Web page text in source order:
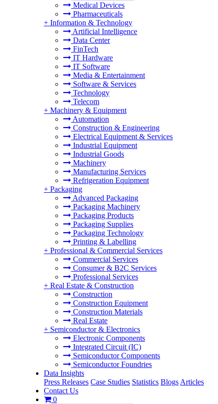
Medical Devices
Pharmaceuticals
+ Information & Technology
Artificial Intelligence
Data Center
FinTech
IT Hardware
IT Software
Media & Entertainment
Software & Services
Technology
Telecom
+ Machinery & Equipment
Automation
Construction & Engineering
Electrical Equipment & Services
Industrial Equipment
Industrial Goods
Machinery
Manufacturing Services
Refrigeration Equipment
+ Packaging
Advanced Packaging
Packaging Machinery
Packaging Products
Packaging Supplies
Packaging Technology
Printing & Labelling
+ Professional & Commercial Services
Commercial Services
Consumer & B2C Services
Professional Services
+ Real Estate & Construction
Construction
Construction Equipment
Construction Materials
Real Estate
+ Semiconductor & Electronics
Electronic Components
Integrated Circuit (IC)
Semiconductor Components
Semiconductor Foundries
Data Insights
Press Releases Case Studies Statistics Blogs Articles
Contact Us
0